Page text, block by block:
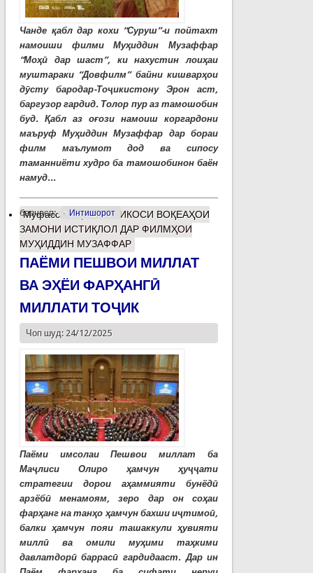
Чанде қабл дар кохи “Суруш”-и пойтахт
намоиши филми Муҳиддин Музаффар
“Моҳӣ дар шаст”, ки нахустин лоиҳаи
муштараки “Довфилм” байни кишварҳои
дӯсту бародар-Тоҷикистону Эрон аст,
баргузор гардид. Толор пур аз тамошобин
буд. Қабл аз оғози намоиш коргардони
маъруф Муҳиддин Музаффар дар бораи
филм маълумот дод ва сипосу
таманниёти худро ба тамошобинон баён
намуд...
барчасп: Интишорот
Муфассалтаро ИНЪИКОСИ ВОҚЕАҲОИ
ЗАМОНИ ИСТИҚЛОЛ ДАР ФИЛМҲОИ
МУҲИДДИН МУЗАФФАР
ПАЁМИ ПЕШВОИ МИЛЛАТ
ВА ЭҲЁИ ФАРҲАНГӢ
МИЛЛАТИ ТОҶИК
Чоп шуд: 24/12/2025
Паёми имсолаи Пешвои миллат ба
Маҷлиси Олиро ҳамчун ҳуҷҷати
стратегии дорои аҳаммияти бунёдӣ
арзёбӣ менамоям, зеро дар он соҳаи
фарҳанг на танҳо ҳамчун бахши иҷтимоӣ,
балки ҳамчун пояи ташаккули ҳувияти
миллӣ ва омили муҳими таҳкими
давлатдорӣ баррасӣ гардидааст. Дар ин